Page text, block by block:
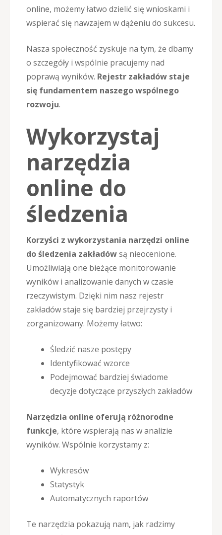
online, możemy łatwo dzielić się wnioskami i
wspierać się nawzajem w dążeniu do sukcesu.
Nasza społeczność zyskuje na tym, że dbamy
o szczegóły i wspólnie pracujemy nad
poprawą wyników. Rejestr zakładów staje
się fundamentem naszego wspólnego
rozwoju.
Wykorzystaj
narzędzia
online do
śledzenia
Korzyści z wykorzystania narzędzi online
do śledzenia zakładówsą nieocenione.
Umożliwiają one bieżące monitorowanie
wyników i analizowanie danych w czasie
rzeczywistym. Dzięki nim nasz rejestr
zakładów staje się bardziej przejrzysty i
zorganizowany. Możemy łatwo:
Śledzić nasze postępy
Identyfikować wzorce
Podejmować bardziej świadome
decyzje dotyczące przyszłych zakładów
Narzędzia online oferują różnorodne
funkcje, które wspierają nas w analizie
wyników. Wspólnie korzystamy z:
Wykresów
Statystyk
Automatycznych raportów
Te narzędzia pokazują nam, jak radzimy